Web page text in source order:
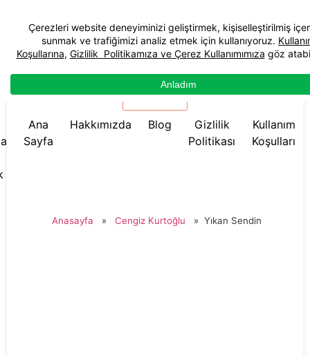
☰ Menü
Ana
Sayfa
Hakkımızda Blog
Gizlilik
Politikası
Kullanım
Koşulları
Anasayfa » Cengiz Kurtoğlu » Yıkan Sendin